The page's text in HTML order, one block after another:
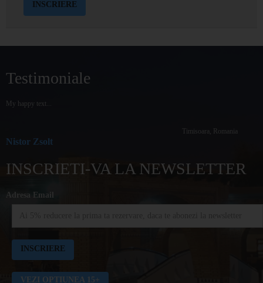
Testimoniale
My happy text...
Nistor Zsolt
Timisoara, Romania
INSCRIETI-VA LA NEWSLETTER
Adresa Email
VEZI OPTIUNEA 15+